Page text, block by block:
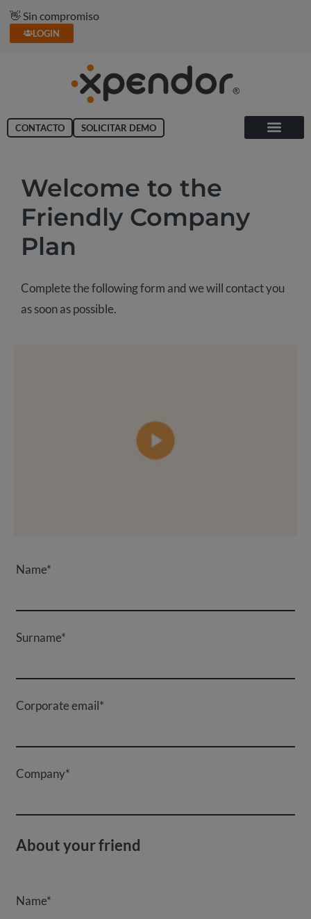
👋 Sin compromiso
🥇 Líder en gestión de gastos
LOGIN
CONTACTO SOLICITAR DEMO
Welcome to the
Friendly Company
Plan
Complete the following form and we will contact you
as soon as possible.
Name*
Surname*
Corporate email*
Company*
About your friend
Name*